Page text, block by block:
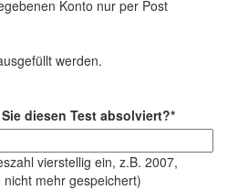
Konto nur per Post
werden.
diesen Test absolviert?*
vierstellig ein, z.B. 2007,
mehr gespeichert)